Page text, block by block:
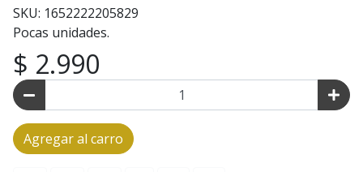
SKU: 1652222205829
Pocas unidades.
$ 2.990
Agregar al carro